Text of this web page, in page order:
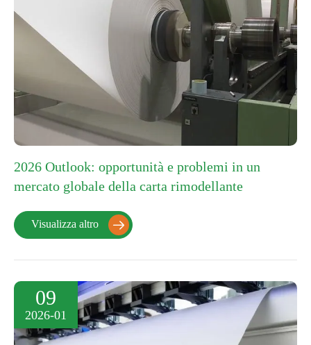
2026 Outlook: opportunità e problemi in un
mercato globale della carta rimodellante
Visualizza altro 
09
2026-01